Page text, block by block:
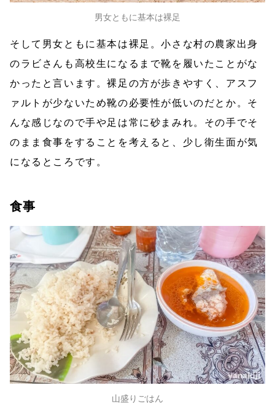
男女ともに基本は裸足
そして男女ともに基本は裸足。小さな村の農家出身
のラビさんも高校生になるまで靴を履いたことがな
かったと言います。裸足の方が歩きやすく、アスフ
ァルトが少ないため靴の必要性が低いのだとか。そ
んな感じなので手や足は常に砂まみれ。その手でそ
のまま食事をすることを考えると、少し衛生面が気
になるところです。
食事
山盛りごはん